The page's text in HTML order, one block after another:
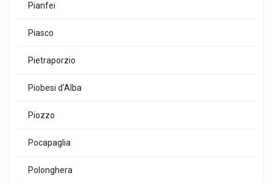
Pianfei
Piasco
Pietraporzio
Piobesi d'Alba
Piozzo
Pocapaglia
Polonghera